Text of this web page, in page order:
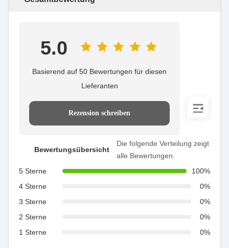
5.0
Basierend auf 50 Bewertungen für diesen
Lieferanten
Rezension schreiben
Bewertungsübersicht
Die folgende Verteilung zeigt
alle Bewertungen.
5 Sterne
100%
4 Sterne
0%
3 Sterne
0%
2 Sterne
0%
1 Sterne
0%